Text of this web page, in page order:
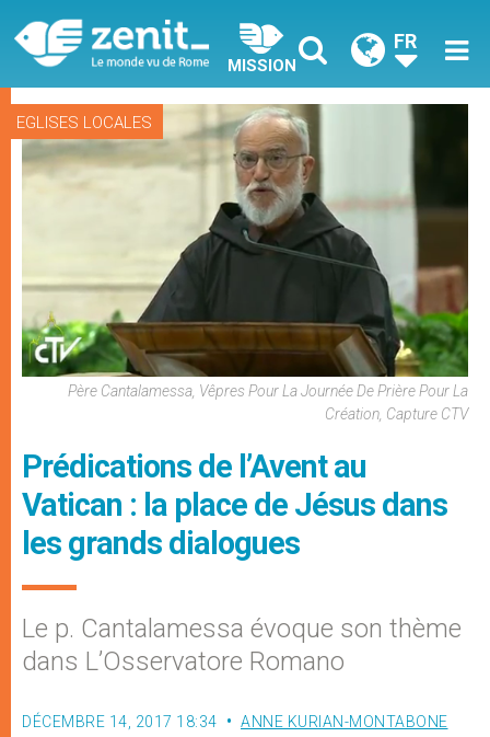
MISSION
FR
EGLISES LOCALES
Père Cantalamessa, Vêpres Pour La Journée De Prière Pour La
Création, Capture CTV
Prédications de l’Avent au
Vatican : la place de Jésus dans
les grands dialogues
Le p. Cantalamessa évoque son thème
dans L’Osservatore Romano
DÉCEMBRE 14, 2017 18:34
ANNE KURIAN-MONTABONE